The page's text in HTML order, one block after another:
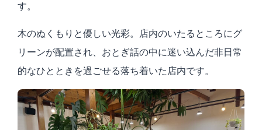
す。
木のぬくもりと優しい光彩。店内のいたるところにグ
リーンが配置され、おとぎ話の中に迷い込んだ非日常
的なひとときを過ごせる落ち着いた店内です。